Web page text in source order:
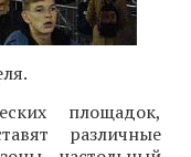
площадок,
различные